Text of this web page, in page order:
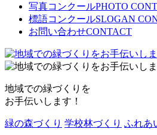
写真コンクールPHOTO
標語コンクールSLOGAN
お問い合わせCONTACT
地域での緑づくりを
お手伝いします！
緑の森づくり 学校林づくり ふれあ